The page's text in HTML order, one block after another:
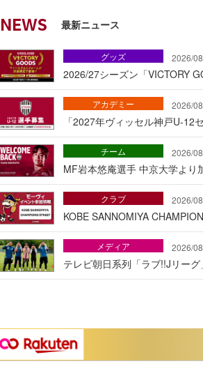
NEWS 最新ニュース
2026/
2026/27シーズン「VICTORY
グッズ
2026/
「2027年ヴィッセル神戸U-12
アカデミー
2026/
MF岩本悠庵選手 中京大学よ
チーム
2026/
KOBE SANNOMIYA
クラブ
2026/
テレビ朝日系列「ラブ!!Jリー
メディア